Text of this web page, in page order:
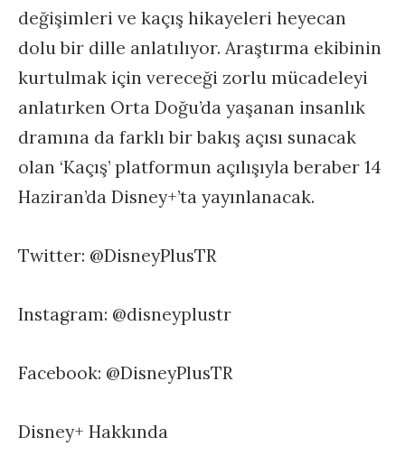
değişimleri ve kaçış hikayeleri heyecan
dolu bir dille anlatılıyor. Araştırma ekibinin
kurtulmak için vereceği zorlu mücadeleyi
anlatırken Orta Doğu’da yaşanan insanlık
dramına da farklı bir bakış açısı sunacak
olan ‘Kaçış’ platformun açılışıyla beraber 14
Haziran’da Disney+’ta yayınlanacak.
Twitter: @DisneyPlusTR
Instagram: @disneyplustr
Facebook: @DisneyPlusTR
Disney+ Hakkında